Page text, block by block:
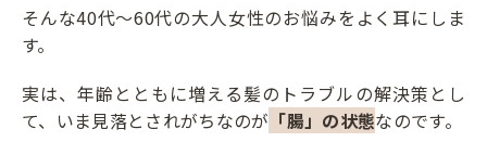
そんな40代〜60代の大人女性のお悩みをよく耳にしま
す。
実は、年齢とともに増える髪のトラブルの解決策とし
て、いま見落とされがちなのが 「腸」の状態なのです。